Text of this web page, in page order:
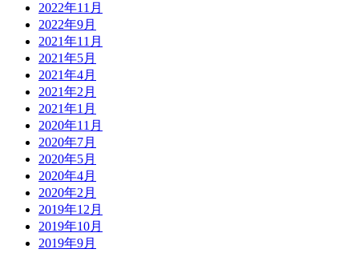
2022年11月
2022年9月
2021年11月
2021年5月
2021年4月
2021年2月
2021年1月
2020年11月
2020年7月
2020年5月
2020年4月
2020年2月
2019年12月
2019年10月
2019年9月